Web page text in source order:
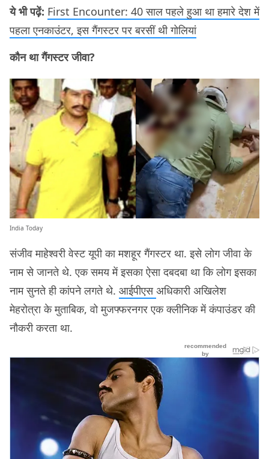
ये भी पढ़ें: First Encounter: 40 साल पहले हुआ था हमारे देश में
पहला एनकाउंटर, इस गैंगस्टर पर बरसीं थी गोलियां
कौन था गैंगस्टर जीवा?
India Today
संजीव माहेश्वरी वेस्ट यूपी का मशहूर गैंगस्टर था. इसे लोग जीवा के
नाम से जानते थे. एक समय में इसका ऐसा दबदबा था कि लोग इसका
नाम सुनते ही कांपने लगते थे. आईपीएसअधिकारी अखिलेश
मेहरोत्रा के मुताबिक, वो मुजफ्फरनगर एक क्लीनिक में कंपाउंडर की
नौकरी करता था.